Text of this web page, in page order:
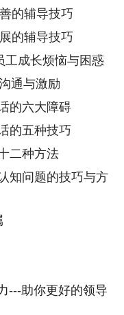
的辅导技巧
的辅导技巧
工成长烦恼与困惑
通与激励
的六大障碍
的五种技巧
二种方法
知问题的技巧与方
---助你更好的领导